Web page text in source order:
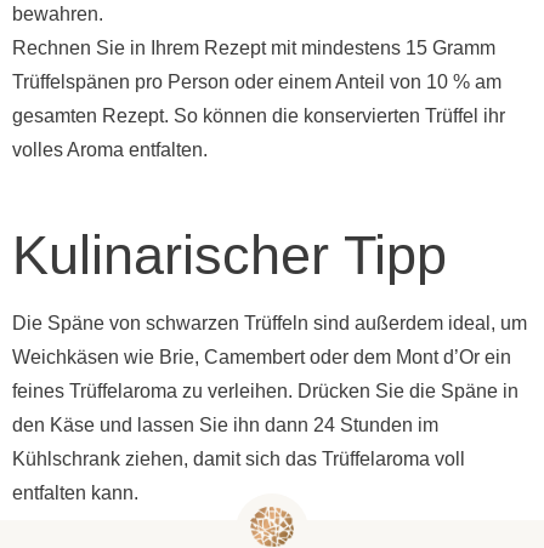
bewahren.
Rechnen Sie in Ihrem Rezept mit mindestens 15 Gramm
Trüffelspänen pro Person oder einem Anteil von 10 % am
gesamten Rezept. So können die konservierten Trüffel ihr
volles Aroma entfalten.
Kulinarischer Tipp
Die Späne von schwarzen Trüffeln sind außerdem ideal, um
Weichkäsen wie Brie, Camembert oder dem Mont d’Or ein
feines Trüffelaroma zu verleihen. Drücken Sie die Späne in
den Käse und lassen Sie ihn dann 24 Stunden im
Kühlschrank ziehen, damit sich das Trüffelaroma voll
entfalten kann.